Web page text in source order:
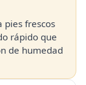
pies frescos
rápido que
de humedad